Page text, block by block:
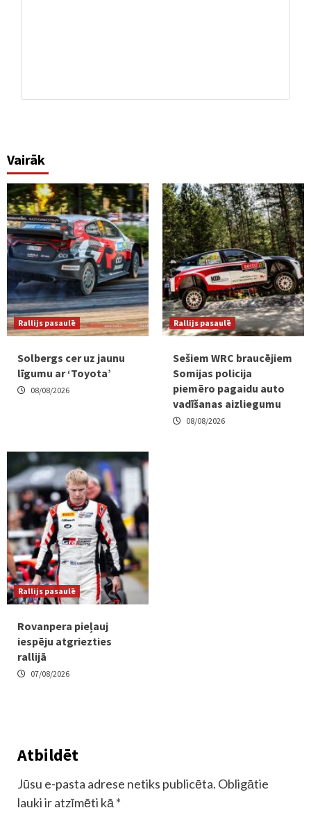
Vairāk
Rallijs pasaulē
Solbergs cer uz jaunu
līgumu ar ‘Toyota’
08/08/2026
Rallijs pasaulē
Sešiem WRC braucējiem
Somijas policija
piemēro pagaidu auto
vadīšanas aizliegumu
08/08/2026
Rallijs pasaulē
Rovanpera pieļauj
iespēju atgriezties
rallijā
07/08/2026
Atbildēt
Jūsu e-pasta adrese netiks publicēta. Obligātie
lauki ir atzīmēti kā *